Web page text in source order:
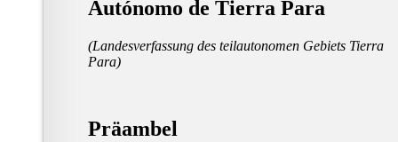
Autónomo de Tierra Para
(Landesverfassung des teilautonomen Gebiets Tierra
Para)
Präambel